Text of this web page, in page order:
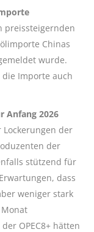
preissteigernden
Chinas
wurde.
Importe auch
Anfang 2026
der
der
stützend für
dass
weniger stark
OPEC8+ hätten